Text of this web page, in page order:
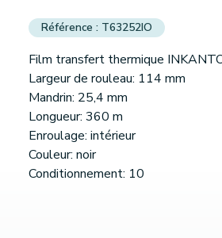
T63252IO
Film transfert thermique
Largeur de rouleau: 114 mm
Mandrin: 25,4 mm
Longueur: 360 m
Enroulage: intérieur
Couleur: noir
Conditionnement: 10